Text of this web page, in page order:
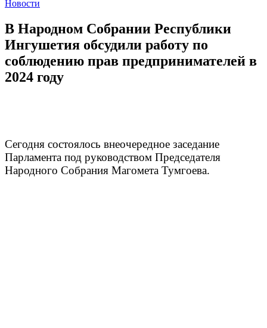
Новости
В Народном Собрании Республики
Ингушетия обсудили работу по
соблюдению прав предпринимателей в
2024 году
Сегодня состоялось внеочередное заседание
Парламента под руководством Председателя
Народного Собрания Магомета Тумгоева.